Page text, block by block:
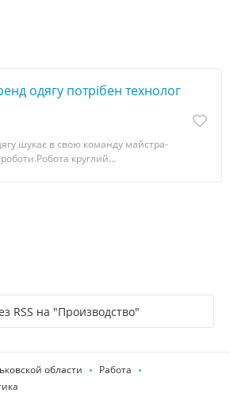
одягу потрібен технолог
шукає в свою команду майстра-
круглий...
RSS на "Производство"
области
Работа